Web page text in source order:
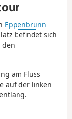
Eppenbrunn
befindet sich
den
am Fluss
auf der linken